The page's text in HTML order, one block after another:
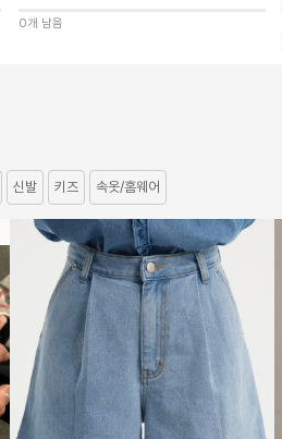
0개 남음
신발 키즈 속옷/홈웨어